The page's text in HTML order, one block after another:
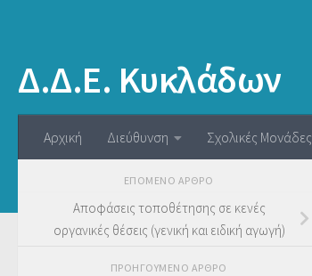
Δ.Δ.Ε. Κυκλάδων
Αρχική Διεύθυνση Σχολικές Μονάδες
ΕΠΌΜΕΝΟ ΆΡΘΡΟ
Αποφάσεις τοποθέτησης σε κενές
οργανικές θέσεις (γενική και ειδική αγωγή)
ΠΡΟΗΓΟΎΜΕΝΟ ΆΡΘΡΟ